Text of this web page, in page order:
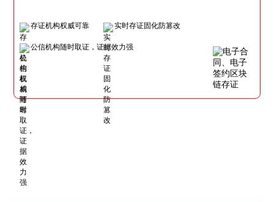
存证机构权威可靠 实时存证固化防篡改
公信机构随时取证，证据效力强